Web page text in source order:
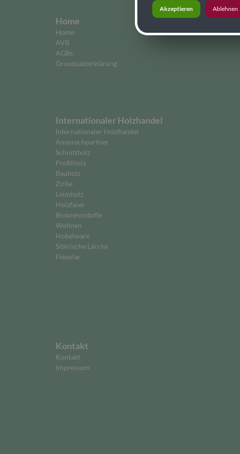
Home
Home
AVB
AGBs
Grundsatzerklärung
Internationaler Holzhandel
Internationaler Holzhandel
Ansprechpartner
Schnittholz
Profilholz
Bauholz
Zirbe
Leimholz
Holzfaser
Biobrennstoffe
Wohnen
Hobelware
Sibirische Lärche
Flexolar
Kontakt
Kontakt
Impressum
Akzeptieren Ablehnen